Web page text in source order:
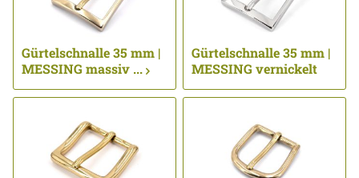
Gürtelschnalle 35 mm |
MESSING massiv ...
Gürtelschnalle 35 mm |
MESSING vernickelt